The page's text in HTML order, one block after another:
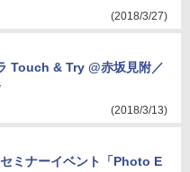
(2018/3/27)
Touch & Try @赤坂見附／
(2018/3/13)
ミナーイベント「Photo E